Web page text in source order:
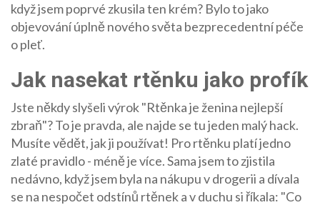
když jsem poprvé zkusila ten krém? Bylo to jako
objevování úplně nového světa bezprecedentní péče
o pleť.
Jak nasekat rtěnku jako profík
Jste někdy slyšeli výrok "Rtěnka je ženina nejlepší
zbraň"? To je pravda, ale najde se tu jeden malý hack.
Musíte vědět, jak ji používat! Pro rtěnku platí jedno
zlaté pravidlo - méně je více. Sama jsem to zjistila
nedávno, když jsem byla na nákupu v drogerii a dívala
se na nespočet odstínů rtěnek a v duchu si říkala: "Co